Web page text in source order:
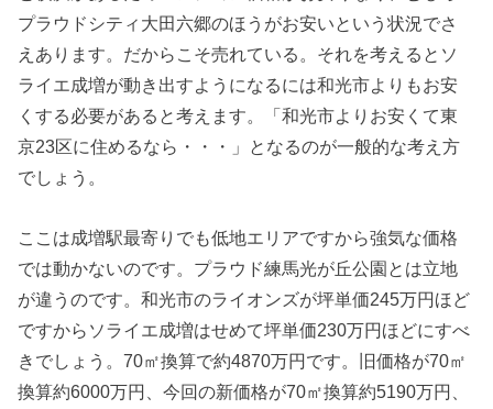
プラウドシティ大田六郷のほうがお安いという状況でさ
えあります。だからこそ売れている。それを考えるとソ
ライエ成増が動き出すようになるには和光市よりもお安
くする必要があると考えます。「和光市よりお安くて東
京23区に住めるなら・・・」となるのが一般的な考え方
でしょう。
ここは成増駅最寄りでも低地エリアですから強気な価格
では動かないのです。プラウド練馬光が丘公園とは立地
が違うのです。和光市のライオンズが坪単価245万円ほど
ですからソライエ成増はせめて坪単価230万円ほどにすべ
きでしょう。70㎡換算で約4870万円です。旧価格が70㎡
換算約6000万円、今回の新価格が70㎡換算約5190万円、